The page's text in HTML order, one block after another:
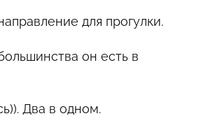
для прогулки.
он есть в
Два в одном.